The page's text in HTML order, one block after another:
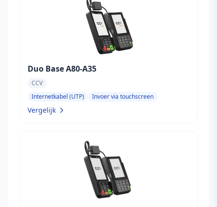
Duo Base A80-A35
CCV
Internetkabel (UTP)
Invoer via touchscreen
Vergelijk